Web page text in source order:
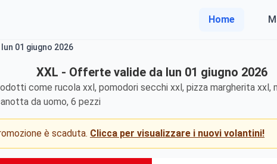
Home
01 giugno 2026
XXL - Offerte valide da lun 01 giugno 2026
come rucola xxl, pomodori secchi xxl, pizza margherita xxl,
da uomo, 6 pezzi
è scaduta. Clicca per visualizzare i nuovi volantini!